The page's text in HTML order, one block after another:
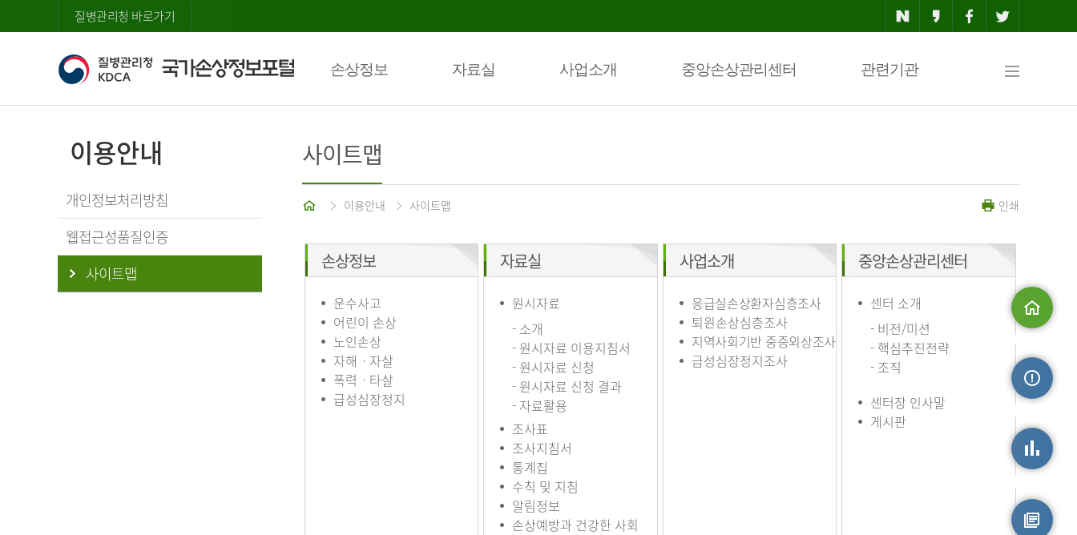
질병관리청 바로가기
손상정보 자료실 사업소개 중앙손상관리센터 관련기관
맵
이용안내
개인정보처리방침
웹접근성품질인증
사이트맵
사이트맵
홈 이용안내 사이트맵 인쇄
손상정보
운수사고
어린이 손상
노인손상
자해ㆍ자살
폭력ㆍ타살
급성심장정지
자료실
원시자료
- 소개
- 원시자료 이용지침서
- 원시자료 신청
- 원시자료 신청 결과
- 자료활용
조사표
조사지침서
통계집
수칙 및 지침
알림정보
손상예방과 건강한 사회
사업소개
응급실손상환자심층조사
퇴원손상심층조사
지역사회기반 중증외상조사
급성심장정지조사
중앙손상관리센터
센터 소개
- 비전/미션
- 핵심추진전략
- 조직
센터장 인사말
게시판
메인으로